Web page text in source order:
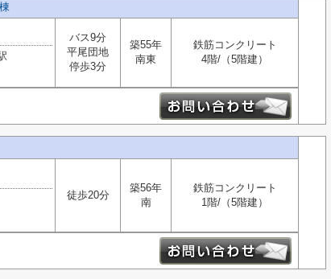
バス9分
平尾団地
停歩3分
築55年
南東
鉄筋コンクリート
4階/（5階建）
徒歩20分
築56年
南
鉄筋コンクリート
1階/（5階建）